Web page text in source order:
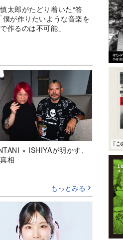
太郎がたどり着いた“答
僕が作りたいような音楽を
作るのは不可能」
× ISHIYAが明かす、
相
もっとみる